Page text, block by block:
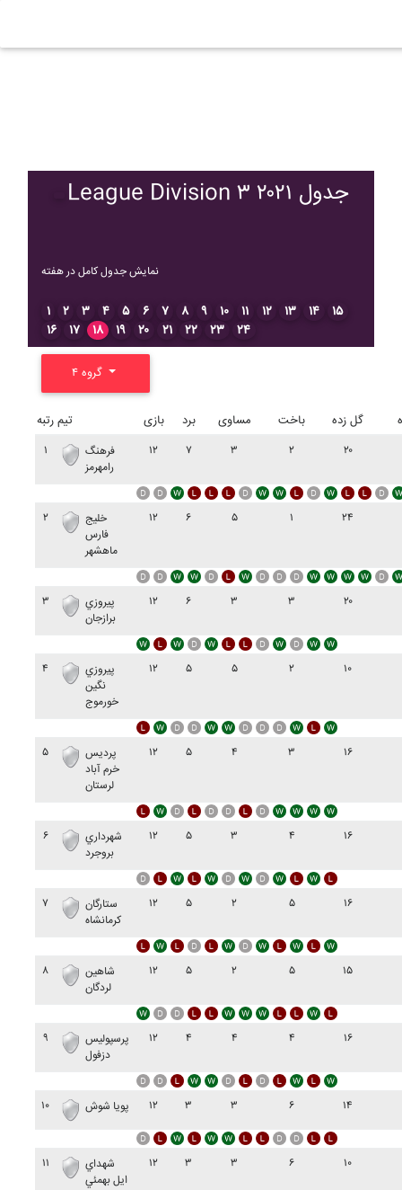
League Division ۳ ۲۰۲۱ جدول
نمایش جدول کامل در هفته
۱ ۲ ۳ ۴ ۵ ۶ ۷ ۸ ۹ ۱۰ ۱۱ ۱۲ ۱۳ ۱۴
۱۵
۱۶
۱۷ ۱۸ ۱۹ ۲۰ ۲۱ ۲۲ ۲۳ ۲۴
رتبه تیم بازی برد مساوی باخت گل زده
۱
فرهنگ
رامهرمز
۱۲ ۷ ۳ ۲ ۲۰
۲
خليج
فارس
ماهشهر
۱۲ ۶ ۵ ۱ ۲۴
۳
پيروزي
برازجان
۱۲ ۶ ۳ ۳ ۲۰
۴
پيروزي
نگين
خورموج
۱۲ ۵ ۵ ۲ ۱۰
۵
پرديس
خرم آباد
لرستان
۱۲ ۵ ۴ ۳ ۱۶
۶
شهرداري
بروجرد
۱۲ ۵ ۳ ۴ ۱۶
۷
ستارگان
کرمانشاه
۱۲ ۵ ۲ ۵ ۱۶
۸
شاهين
لردگان
۱۲ ۵ ۲ ۵ ۱۵
۹
پرسپوليس
دزفول
۱۲ ۴ ۴ ۴ ۱۶
۱۰ پويا شوش ۱۲ ۳ ۳ ۶ ۱۴
۱۱
شهداي
ايل بهمئي
۱۲ ۳ ۳ ۶ ۱۰